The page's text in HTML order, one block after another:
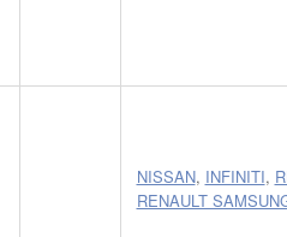
NISSAN, INFINITI,
RENAULT